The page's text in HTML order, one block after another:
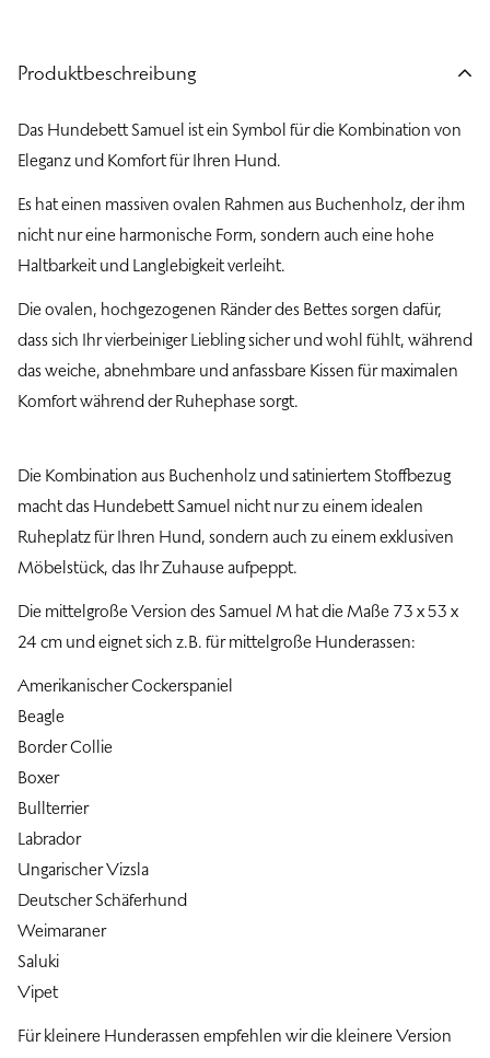
Produktbeschreibung
Das Hundebett Samuel ist ein Symbol für die Kombination von
Eleganz und Komfort für Ihren Hund.
Es hat einen massiven ovalen Rahmen aus Buchenholz, der ihm
nicht nur eine harmonische Form, sondern auch eine hohe
Haltbarkeit und Langlebigkeit verleiht.
Die ovalen, hochgezogenen Ränder des Bettes sorgen dafür,
dass sich Ihr vierbeiniger Liebling sicher und wohl fühlt, während
das weiche, abnehmbare und anfassbare Kissen für maximalen
Komfort während der Ruhephase sorgt.
Die Kombination aus Buchenholz und satiniertem Stoffbezug
macht das Hundebett Samuel nicht nur zu einem idealen
Ruheplatz für Ihren Hund, sondern auch zu einem exklusiven
Möbelstück, das Ihr Zuhause aufpeppt.
Die mittelgroße Version des Samuel M hat die Maße 73 x 53 x
24 cm und eignet sich z.B. für mittelgroße Hunderassen:
Amerikanischer Cockerspaniel
Beagle
Border Collie
Boxer
Bullterrier
Labrador
Ungarischer Vizsla
Deutscher Schäferhund
Weimaraner
Saluki
Vipet
Für kleinere Hunderassen empfehlen wir die kleinere Version